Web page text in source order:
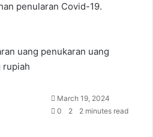
penularan Covid-19.
uang penukaran uang
rupiah
Send
an
March 19, 2024
0
2 2 minutes read